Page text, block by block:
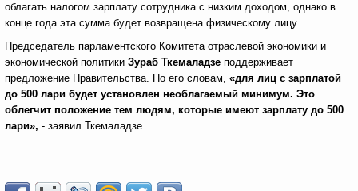
облагать налогом зарплату сотрудника с низким доходом, однако в
конце года эта сумма будет возвращена физическому лицу.
Председатель парламентского Комитета отраслевой экономики и
экономической политики Зураб Ткемаладзе поддерживает
предложение Правительства. По его словам, «для лиц с зарплатой
до 500 лари будет установлен необлагаемый минимум. Это
облегчит положение тем людям, которые имеют зарплату до 500
лари», - заявил Ткемаладзе.